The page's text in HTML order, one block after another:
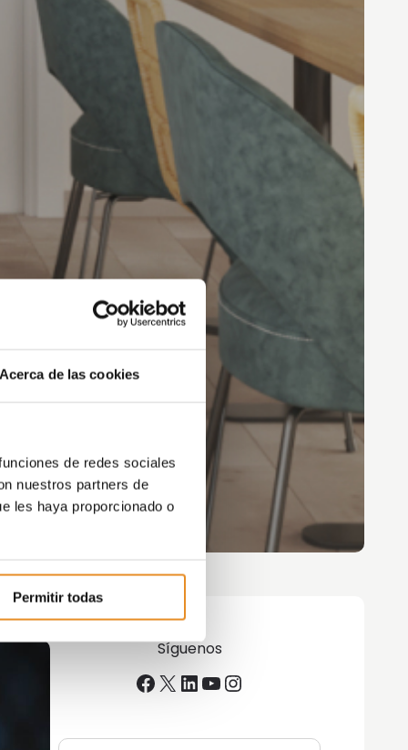
de las cookies
de redes sociales
nuestros partners de
les haya proporcionado o
Permitir todas
Síguenos
Facebook
X LinkedIn
YouTube
Instagram